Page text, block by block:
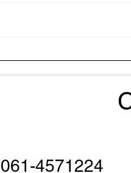
061-4571224